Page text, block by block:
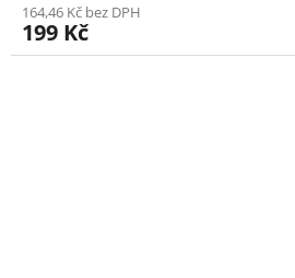
164,46 Kč bez DPH
199 Kč